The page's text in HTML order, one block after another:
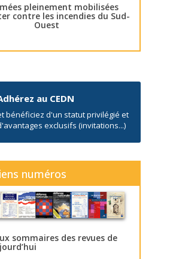
pleinement mobilisées
contre les incendies du Sud-
Ouest
au CEDN
bénéficiez d'un statut privilégié et
exclusifs (invitations...)
numéros
sommaires des revues de